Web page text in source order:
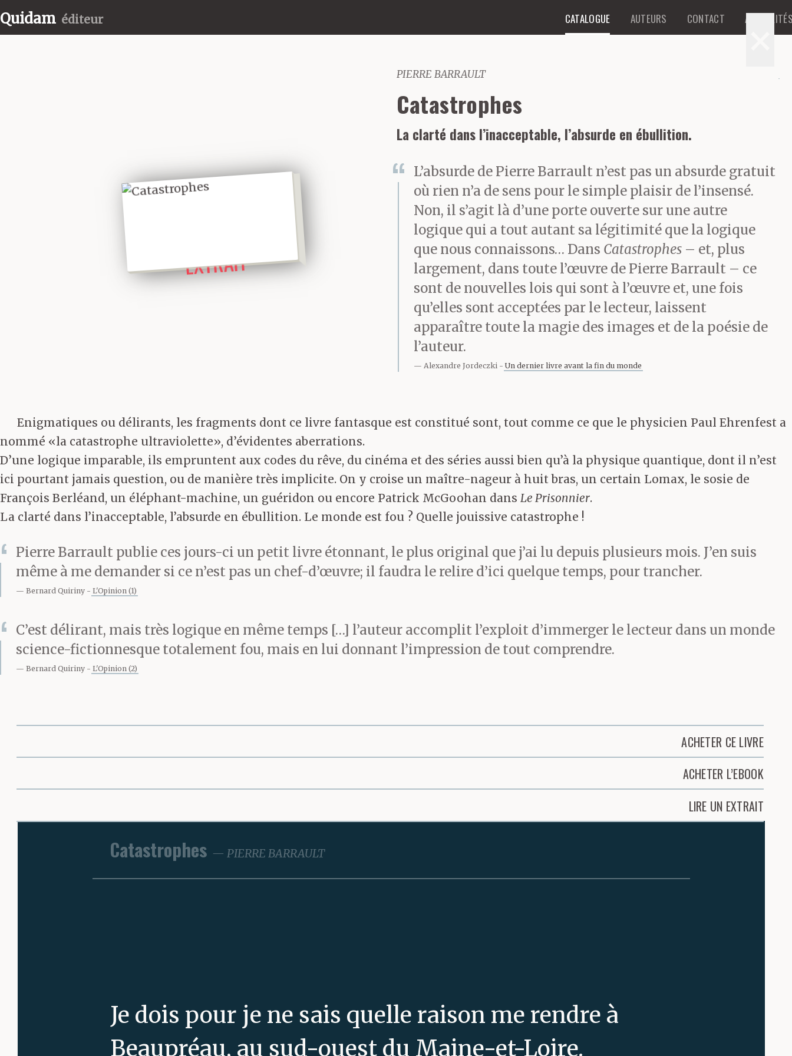
Quidam éditeur CATALOGUE AUTEURS CONTACT
EXTRAIT
PIERRE BARRAULT
Catastrophes
La clarté dans l’inacceptable, l’absurde en ébullition.
L’absurde de Pierre Barrault n’est pas un absurde gratuit
où rien n’a de sens pour le simple plaisir de l’insensé.
Non, il s’agit là d’une porte ouverte sur une autre
logique qui a tout autant sa légitimité que la logique
que nous connaissons… Dans Catastrophes – et, plus
largement, dans toute l’œuvre de Pierre Barrault – ce
sont de nouvelles lois qui sont à l’œuvre et, une fois
qu’elles sont acceptées par le lecteur, laissent
apparaître toute la magie des images et de la poésie de
l’auteur.
Alexandre Jordeczki Un dernier livre avant la fin du monde
Enigmatiques ou délirants, les fragments dont ce livre fantasque est constitué sont, tout comme ce que le physicien Paul Ehrenfest a
nommé «la catastrophe ultraviolette», d’évidentes aberrations.
D’une logique imparable, ils empruntent aux codes du rêve, du cinéma et des séries aussi bien qu’à la physique quantique, dont il n’est
ici pourtant jamais question, ou de manière très implicite. On y croise un maître-nageur à huit bras, un certain Lomax, le sosie de
François Berléand, un éléphant-machine, un guéridon ou encore Patrick McGoohan dans Le Prisonnier.
La clarté dans l’inacceptable, l’absurde en ébullition. Le monde est fou ? Quelle jouissive catastrophe !
Pierre Barrault publie ces jours-ci un petit livre étonnant, le plus original que j’ai lu depuis plusieurs mois. J’en suis
même à me demander si ce n’est pas un chef-d’œuvre; il faudra le relire d’ici quelque temps, pour trancher.
Bernard Quiriny L'Opinion (1)
C’est délirant, mais très logique en même temps […] l’auteur accomplit l’exploit d’immerger le lecteur dans un monde
science-fictionnesque totalement fou, mais en lui donnant l’impression de tout comprendre.
Bernard Quiriny L'Opinion (2)
ACHETER CE LIVRE
ACHETER L’EBOOK
LIRE UN EXTRAIT
Catastrophes PIERRE BARRAULT
Je dois pour je ne sais quelle raison me rendre à
Beaupréau, au sud-ouest du Maine-et-Loire.